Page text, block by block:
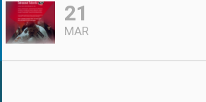
21
MAR